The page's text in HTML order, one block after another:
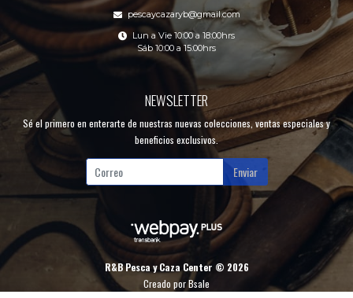
pescaycazaryb@gmail.com
Lun a Vie 10:00 a 18:00hrs
Sáb 10:00 a 15:00hrs
NEWSLETTER
Sé el primero en enterarte de nuestras nuevas colecciones, ventas especiales y
beneficios exclusivos.
Enviar
R&B Pesca y Caza Center © 2026
Creado porBsale